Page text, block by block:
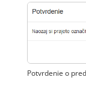
Potvrdenie o